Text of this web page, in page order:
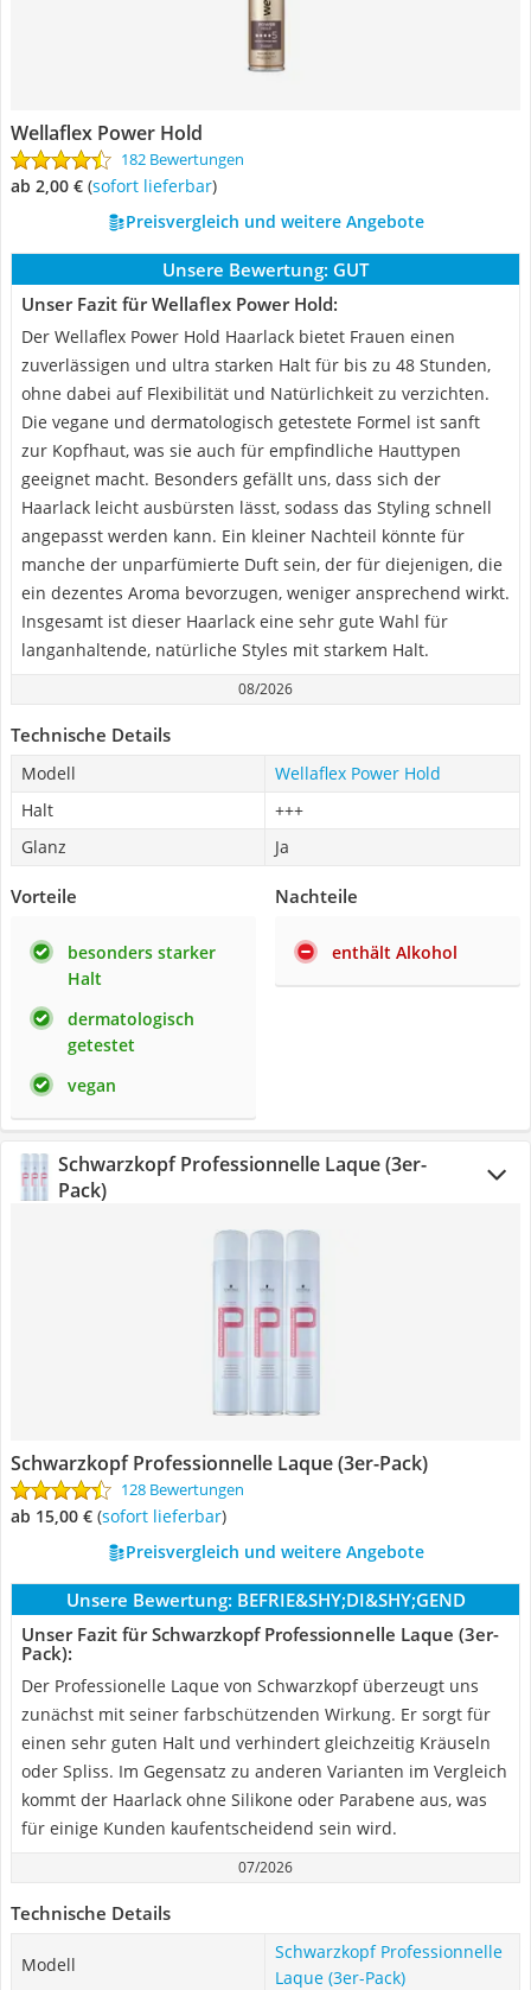
Wellaflex Power Hold
182 Bewertungen
ab 2,00 € ( Sofort lieferbar)
Preisvergleich und weitere Angebote
Unsere Bewertung: GUT
Unser Fazit für Wellaflex Power Hold:
Der Wellaflex Power Hold Haarlack bietet Frauen einen
zuverlässigen und ultra starken Halt für bis zu 48 Stunden,
ohne dabei auf Flexibilität und Natürlichkeit zu verzichten.
Die vegane und dermatologisch getestete Formel ist sanft
zur Kopfhaut, was sie auch für empfindliche Hauttypen
geeignet macht. Besonders gefällt uns, dass sich der
Haarlack leicht ausbürsten lässt, sodass das Styling schnell
angepasst werden kann. Ein kleiner Nachteil könnte für
manche der unparfümierte Duft sein, der für diejenigen, die
ein dezentes Aroma bevorzugen, weniger ansprechend wirkt.
Insgesamt ist dieser Haarlack eine sehr gute Wahl für
langanhaltende, natürliche Styles mit starkem Halt.
08/2026
Technische Details
Modell
Wellaflex Power Hold
Halt
+++
Glanz
Ja
Vorteile
besonders starker
Halt
dermatologisch
getestet
vegan
Nachteile
enthält Alkohol
Schwarzkopf Professionnelle Laque (3er-
Pack)
Schwarzkopf Professionnelle Laque (3er-Pack)
128 Bewertungen
ab 15,00 € ( Sofort lieferbar)
Preisvergleich und weitere Angebote
Unsere Bewertung: BEFRIE&SHY;DI&SHY;GEND
Unser Fazit für Schwarzkopf Professionnelle Laque (3er-
Pack):
Der Professionelle Laque von Schwarzkopf überzeugt uns
zunächst mit seiner farbschützenden Wirkung. Er sorgt für
einen sehr guten Halt und verhindert gleichzeitig Kräuseln
oder Spliss. Im Gegensatz zu anderen Varianten im Vergleich
kommt der Haarlack ohne Silikone oder Parabene aus, was
für einige Kunden kaufentscheidend sein wird.
07/2026
Technische Details
Modell
Schwarzkopf Professionnelle
Laque (3er-Pack)